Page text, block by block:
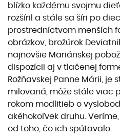
blízko každému svojmu
rozšíril a stále sa šíri po
prostredníctvom menších
obrázkov, brožúrok
najnovšie Mariánskej
dispozícii aj v tlačenej
Rožňavskej Panne Márii, je
milovaná, môže stále viac
rokom modlitieb o
akéhokoľvek druhu.
od toho, čo ich spútavalo.